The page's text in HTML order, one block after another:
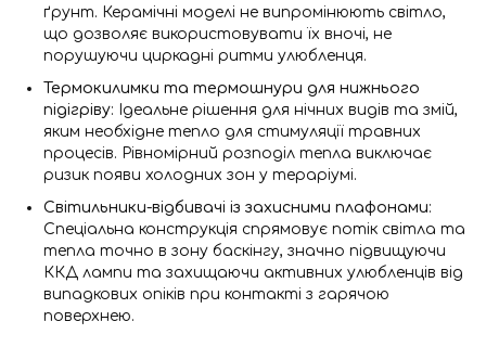
ґрунт. Керамічні моделі не випромінюють світло,
що дозволяє використовувати їх вночі, не
порушуючи циркадні ритми улюбленця.
Термокилимки та термошнури для нижнього
підігріву: Ідеальне рішення для нічних видів та змій,
яким необхідне тепло для стимуляції травних
процесів. Рівномірний розподіл тепла виключає
ризик появи холодних зон у тераріумі.
Світильники-відбивачі із захисними плафонами:
Спеціальна конструкція спрямовує потік світла та
тепла точно в зону баскінгу, значно підвищуючи
ККД лампи та захищаючи активних улюбленців від
випадкових опіків при контакті з гарячою
поверхнею.